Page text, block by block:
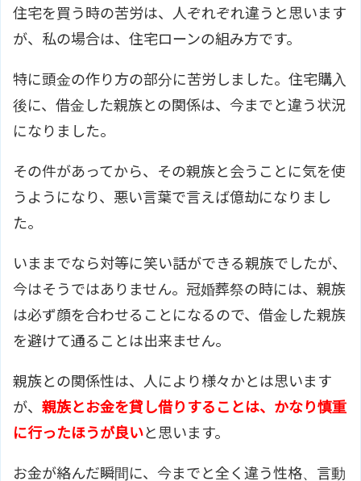
住宅を買う時の苦労は、人ぞれぞれ違うと思います
が、私の場合は、住宅ローンの組み方です。
特に頭金の作り方の部分に苦労しました。住宅購入
後に、借金した親族との関係は、今までと違う状況
になりました。
その件があってから、その親族と会うことに気を使
うようになり、悪い言葉で言えば億劫になりまし
た。
いままでなら対等に笑い話ができる親族でしたが、
今はそうではありません。冠婚葬祭の時には、親族
は必ず顔を合わせることになるので、借金した親族
を避けて通ることは出来ません。
親族との関係性は、人により様々かとは思います
が、 親族とお金を貸し借りすることは、かなり慎重
に行ったほうが良いと思います。
お金が絡んだ瞬間に、今までと全く違う性格、言動